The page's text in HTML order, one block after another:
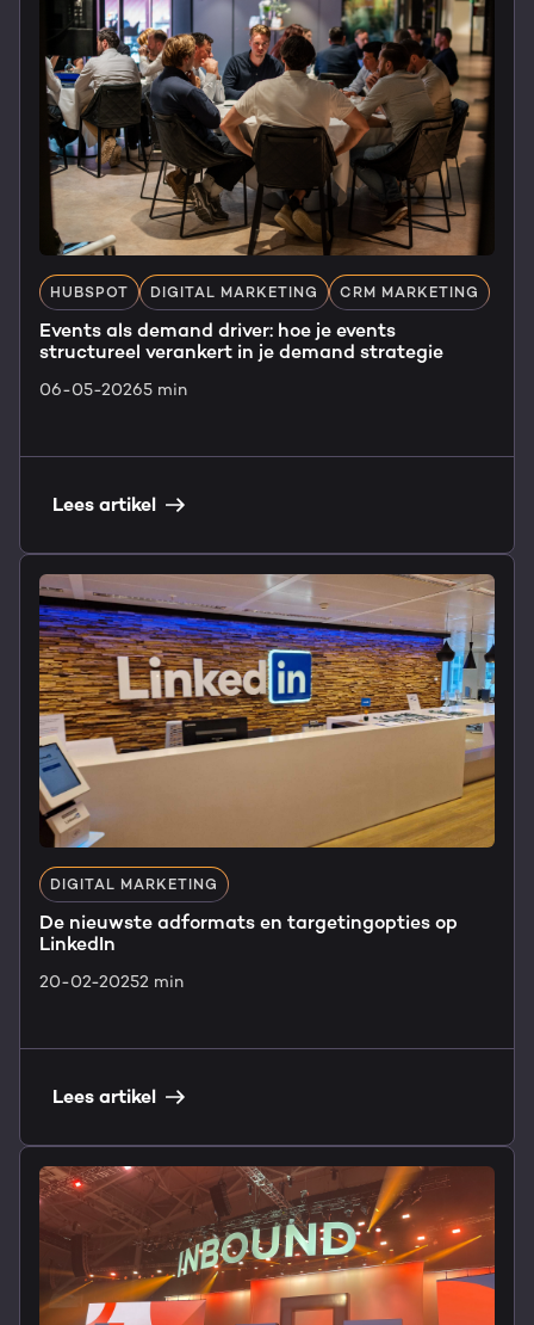
HUBSPOT DIGITAL MARKETING CRM MARKETING
Events als demand driver: hoe je events
structureel verankert in je demand strategie
06-05-20265 min
Lees artikel
DIGITAL MARKETING
De nieuwste adformats en targetingopties op
LinkedIn
20-02-20252 min
Lees artikel